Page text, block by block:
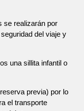
se realizarán por
del viaje y
una sillita infantil o
previa) por lo
el transporte